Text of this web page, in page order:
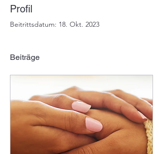
Profil
Beitrittsdatum: 18. Okt. 2023
Beiträge